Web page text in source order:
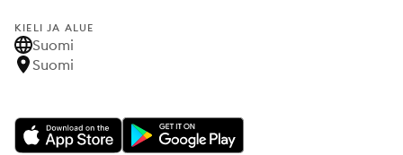
KIELI JA ALUE
Suomi
Suomi